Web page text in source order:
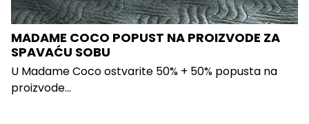
MADAME COCO POPUST NA PROIZVODE ZA
SPAVAĆU SOBU
U Madame Coco ostvarite 50% + 50% popusta na
proizvode...